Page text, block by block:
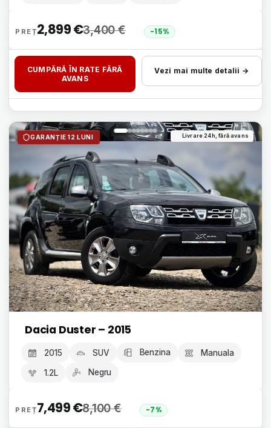
3,400€
2,899€ -15%
CUMPĂRĂ ÎN RATE FĂRĂ
AVANS
Vezi mai multe detalii →
GARANȚIE 12 LUNI Livrare 24h, fără avans
Dacia Duster – 2015
2015 SUV Benzina Manuala
1.2L Negru
8,100€
7,499€ -7%